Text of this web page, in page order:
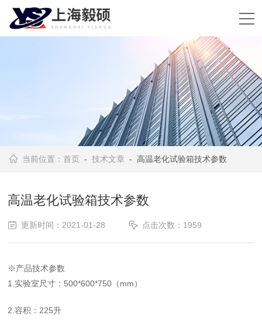
当前位置：首页 -技术文章 - 高温老化试验箱技术参数
高温老化试验箱技术参数
更新时间：2021-01-28 点击次数：1959
※产品技术参数
1.实验室尺寸：500*600*750（mm）
2.容积：225升